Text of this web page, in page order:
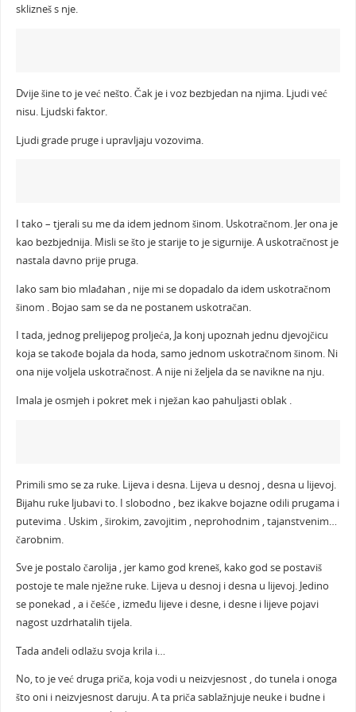
sklizneš s nje.
Dvije šine to je već nešto. Čak je i voz bezbjedan na njima. Ljudi već
nisu. Ljudski faktor.
Ljudi grade pruge i upravljaju vozovima.
I tako – tjerali su me da idem jednom šinom. Uskotračnom. Jer ona je
kao bezbjednija. Misli se što je starije to je sigurnije. A uskotračnost je
nastala davno prije pruga.
Iako sam bio mlađahan , nije mi se dopadalo da idem uskotračnom
šinom . Bojao sam se da ne postanem uskotračan.
I tada, jednog prelijepog proljeća, Ja konj upoznah jednu djevojčicu
koja se takođe bojala da hoda, samo jednom uskotračnom šinom. Ni
ona nije voljela uskotračnost. A nije ni željela da se navikne na nju.
Imala je osmjeh i pokret mek i nježan kao pahuljasti oblak .
Primili smo se za ruke. Lijeva i desna. Lijeva u desnoj , desna u lijevoj.
Bijahu ruke ljubavi to. I slobodno , bez ikakve bojazne odili prugama i
putevima . Uskim , širokim, zavojitim , neprohodnim , tajanstvenim…
čarobnim.
Sve je postalo čarolija , jer kamo god kreneš, kako god se postaviš
postoje te male nježne ruke. Lijeva u desnoj i desna u lijevoj. Jedino
se ponekad , a i češće , između lijeve i desne, i desne i lijeve pojavi
nagost uzdrhatalih tijela.
Tada anđeli odlažu svoja krila i…
No, to je već druga priča, koja vodi u neizvjesnost , do tunela i onoga
što oni i neizvjesnost daruju. A ta priča sablažnjuje neuke i budne i